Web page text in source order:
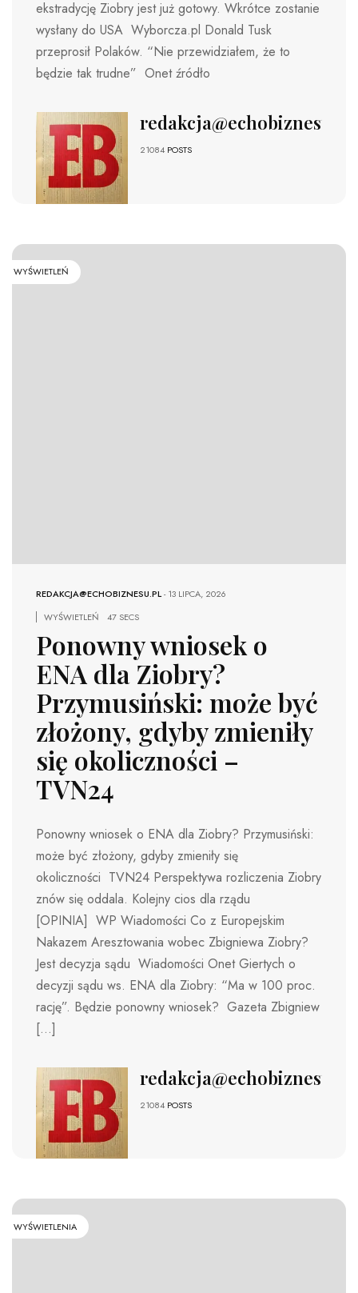
ekstradycję Ziobry jest już gotowy. Wkrótce zostanie
wysłany do USA Wyborcza.pl Donald Tusk
przeprosił Polaków. “Nie przewidziałem, że to
będzie tak trudne” Onet źródło
redakcja@echobiznesu.pl
21084 POSTS
WYŚWIETLEŃ
REDAKCJA@ECHOBIZNESU.PL-13 LIPCA, 2026
WYŚWIETLEŃ
47 SECS
Ponowny wniosek o
ENA dla Ziobry?
Przymusiński: może być
złożony, gdyby zmieniły
się okoliczności –
TVN24
Ponowny wniosek o ENA dla Ziobry? Przymusiński:
może być złożony, gdyby zmieniły się
okoliczności TVN24 Perspektywa rozliczenia Ziobry
znów się oddala. Kolejny cios dla rządu
[OPINIA] WP Wiadomości Co z Europejskim
Nakazem Aresztowania wobec Zbigniewa Ziobry?
Jest decyzja sądu Wiadomości Onet Giertych o
decyzji sądu ws. ENA dla Ziobry: “Ma w 100 proc.
rację”. Będzie ponowny wniosek? Gazeta Zbigniew
[…]
redakcja@echobiznesu.pl
21084 POSTS
WYŚWIETLENIA